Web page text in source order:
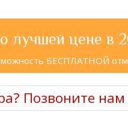
лучшей цене в
БЕСПЛАТНОЙ
Позвоните нам